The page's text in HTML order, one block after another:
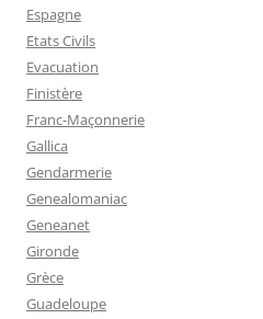
Espagne
Etats Civils
Evacuation
Finistère
Franc-Maçonnerie
Gallica
Gendarmerie
Genealomaniac
Geneanet
Gironde
Grèce
Guadeloupe